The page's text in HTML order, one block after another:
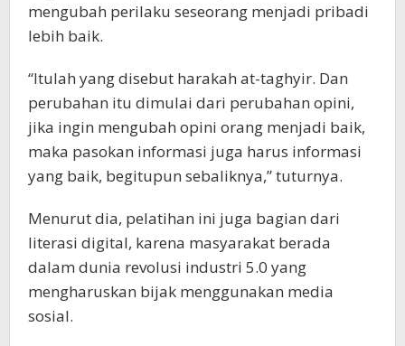
mengubah perilaku seseorang menjadi pribadi
lebih baik.
“Itulah yang disebut harakah at-taghyir. Dan
perubahan itu dimulai dari perubahan opini,
jika ingin mengubah opini orang menjadi baik,
maka pasokan informasi juga harus informasi
yang baik, begitupun sebaliknya,” tuturnya.
Menurut dia, pelatihan ini juga bagian dari
literasi digital, karena masyarakat berada
dalam dunia revolusi industri 5.0 yang
mengharuskan bijak menggunakan media
sosial.